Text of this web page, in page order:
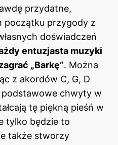
przydatne,
początku przygody z
doświadczeń
entuzjasta muzyki
„Barkę”. Można
z akordów C, G, D
chwyty w
tę piękną pieśń w
tylko będzie to
także stworzy